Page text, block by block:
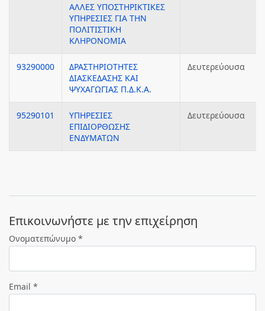
ΑΛΛΕΣ ΥΠΟΣΤΗΡΙΚΤΙΚΕΣ
ΥΠΗΡΕΣΙΕΣ ΓΙΑ ΤΗΝ
ΠΟΛΙΤΙΣΤΙΚΗ
ΚΛΗΡΟΝΟΜΙΑ
93290000
ΔΡΑΣΤΗΡΙΟΤΗΤΕΣ
ΔΙΑΣΚΕΔΑΣΗΣ ΚΑΙ
ΨΥΧΑΓΩΓΙΑΣ Π.Δ.Κ.Α.
Δευτερεύουσα
95290101
ΥΠΗΡΕΣΙΕΣ
ΕΠΙΔΙΟΡΘΩΣΗΣ
ΕΝΔΥΜΑΤΩΝ
Δευτερεύουσα
Eπικοινωνήστε με την επιχείρηση
Ονοματεπώνυμο *
Email *